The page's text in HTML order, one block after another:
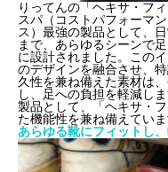
りってんの「ヘキサ・フ
スパ（コストパフォーマ
ス）最強の製品として、
まで、あらゆるシーンで
に設計されました。この
のデザインを融合させ、
久性を兼ね備えた素材は
し、足への負担を軽減し
製品として、「ヘキサ・
た機能性を兼ね備えていま
あらゆる靴にフィットし